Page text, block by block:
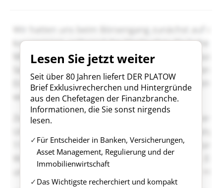
Lesen Sie jetzt weiter
Seit über 80 Jahren liefert DER PLATOW
Brief Exklusivrecherchen und Hintergründe
aus den Chefetagen der Finanzbranche.
Informationen, die Sie sonst nirgends
lesen.
Für Entscheider in Banken, Versicherungen,
Asset Management, Regulierung und der
Immobilienwirtschaft
Das Wichtigste recherchiert und kompakt